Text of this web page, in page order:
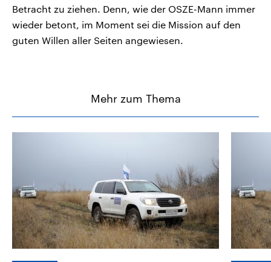
Betracht zu ziehen. Denn, wie der OSZE-Mann immer
wieder betont, im Moment sei die Mission auf den
guten Willen aller Seiten angewiesen.
Mehr zum Thema